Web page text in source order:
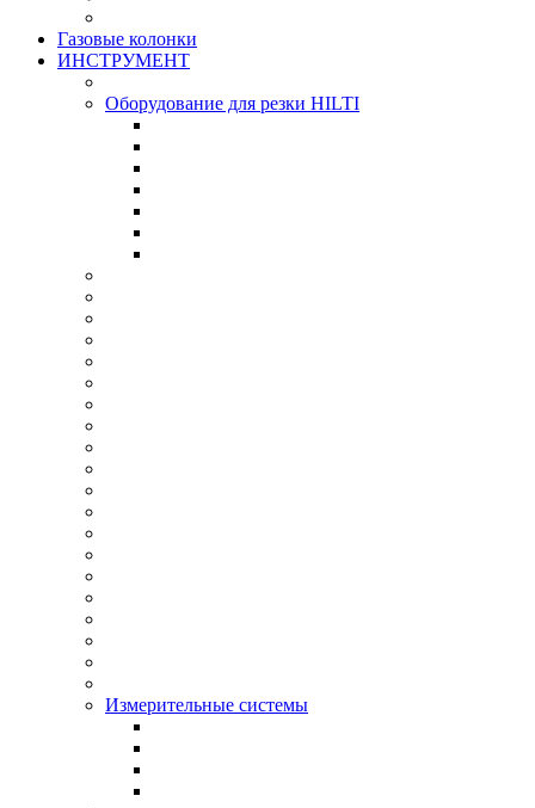
Газовые колонки
ИНСТРУМЕНТ
Оборудование для резки HILTI
Измерительные системы